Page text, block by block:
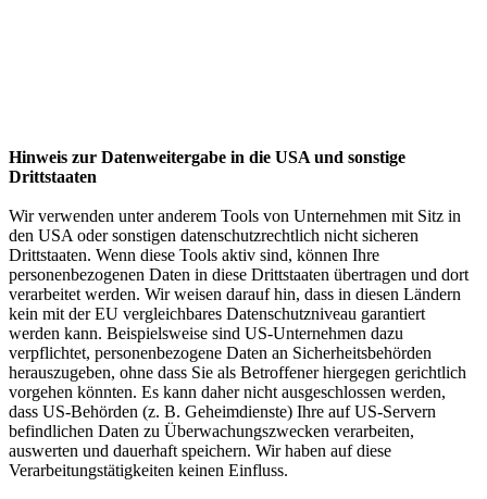
Hinweis zur Datenweitergabe in die USA und sonstige
Drittstaaten
Wir verwenden unter anderem Tools von Unternehmen mit Sitz in
den USA oder sonstigen datenschutzrechtlich nicht sicheren
Drittstaaten. Wenn diese Tools aktiv sind, können Ihre
personenbezogenen Daten in diese Drittstaaten übertragen und dort
verarbeitet werden. Wir weisen darauf hin, dass in diesen Ländern
kein mit der EU vergleichbares Datenschutzniveau garantiert
werden kann. Beispielsweise sind US-Unternehmen dazu
verpflichtet, personenbezogene Daten an Sicherheitsbehörden
herauszugeben, ohne dass Sie als Betroffener hiergegen gerichtlich
vorgehen könnten. Es kann daher nicht ausgeschlossen werden,
dass US-Behörden (z. B. Geheimdienste) Ihre auf US-Servern
befindlichen Daten zu Überwachungszwecken verarbeiten,
auswerten und dauerhaft speichern. Wir haben auf diese
Verarbeitungstätigkeiten keinen Einfluss.